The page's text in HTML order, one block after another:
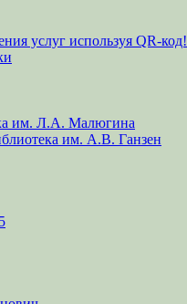
услуг используя QR-код!
им. Л.А. Малюгина
им. А.В. Ганзен